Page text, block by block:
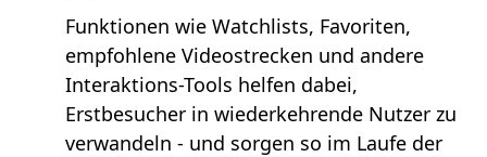
Funktionen wie Watchlists, Favoriten,
empfohlene Videostrecken und andere
Interaktions-Tools helfen dabei,
Erstbesucher in wiederkehrende Nutzer zu
verwandeln - und sorgen so im Laufe der